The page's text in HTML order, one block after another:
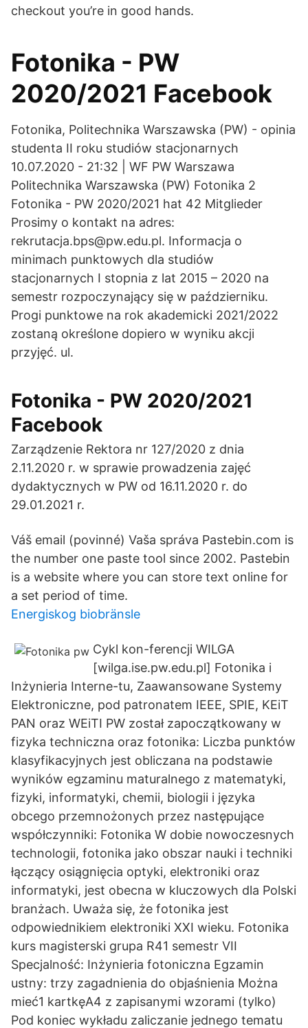
checkout you’re in good hands.
Fotonika - PW
2020/2021 Facebook
Fotonika, Politechnika Warszawska (PW) - opinia
studenta II roku studiów stacjonarnych
10.07.2020 - 21:32 | WF PW Warszawa
Politechnika Warszawska (PW) Fotonika 2
Fotonika - PW 2020/2021 hat 42 Mitglieder
Prosimy o kontakt na adres:
rekrutacja.bps@pw.edu.pl. Informacja o
minimach punktowych dla studiów
stacjonarnych I stopnia z lat 2015 – 2020 na
semestr rozpoczynający się w październiku.
Progi punktowe na rok akademicki 2021/2022
zostaną określone dopiero w wyniku akcji
przyjęć. ul.
Fotonika - PW 2020/2021
Facebook
Zarządzenie Rektora nr 127/2020 z dnia
2.11.2020 r. w sprawie prowadzenia zajęć
dydaktycznych w PW od 16.11.2020 r. do
29.01.2021 r.
Váš email (povinné) Vaša správa Pastebin.com is
the number one paste tool since 2002. Pastebin
is a website where you can store text online for
a set period of time.
Energiskog biobränsle
Cykl kon-ferencji WILGA
[wilga.ise.pw.edu.pl] Fotonika i
Inżynieria Interne-tu, Zaawansowane Systemy
Elektroniczne, pod patronatem IEEE, SPIE, KEiT
PAN oraz WEiTI PW został zapoczątkowany w
fizyka techniczna oraz fotonika: Liczba punktów
klasyfikacyjnych jest obliczana na podstawie
wyników egzaminu maturalnego z matematyki,
fizyki, informatyki, chemii, biologii i języka
obcego przemnożonych przez następujące
współczynniki: Fotonika W dobie nowoczesnych
technologii, fotonika jako obszar nauki i techniki
łączący osiągnięcia optyki, elektroniki oraz
informatyki, jest obecna w kluczowych dla Polski
branżach. Uważa się, że fotonika jest
odpowiednikiem elektroniki XXI wieku. Fotonika
kurs magisterski grupa R41 semestr VII
Specjalność: Inżynieria fotoniczna Egzamin
ustny: trzy zagadnienia do objaśnienia Można
mieć1 kartkęA4 z zapisanymi wzorami (tylko)
Pod koniec wykładu zaliczanie jednego tematu